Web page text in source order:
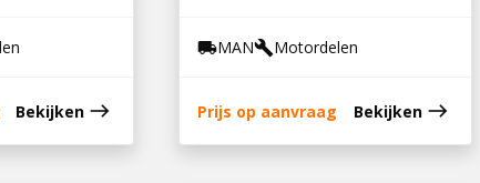
Bekijken east
local_shippingMANbuildMotordelen
Prijs op aanvraag Bekijken east